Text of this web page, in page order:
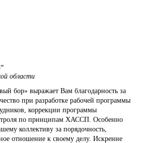
области
бор» выражает Вам благодарность за
при разработке рабочей программы
коррекции программы
по принципам ХАССП. Особенно
коллективу за порядочность,
отношение к своему делу. Искренне